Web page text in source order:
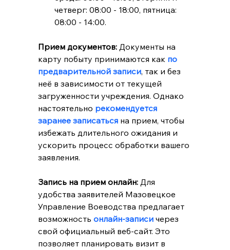
четверг: 08:00 - 18:00, пятница:
08:00 - 14:00.
Прием документов: Документы на
карту побыту принимаются как по
предварительной записи, так и без
неё в зависимости от текущей
загруженности учреждения. Однако
настоятельно рекомендуется
заранее записаться на прием, чтобы
избежать длительного ожидания и
ускорить процесс обработки вашего
заявления.
Запись на прием онлайн: Для
удобства заявителей Мазовецкое
Управление Воеводства предлагает
возможность онлайн-записи через
свой официальный веб-сайт. Это
позволяет планировать визит в